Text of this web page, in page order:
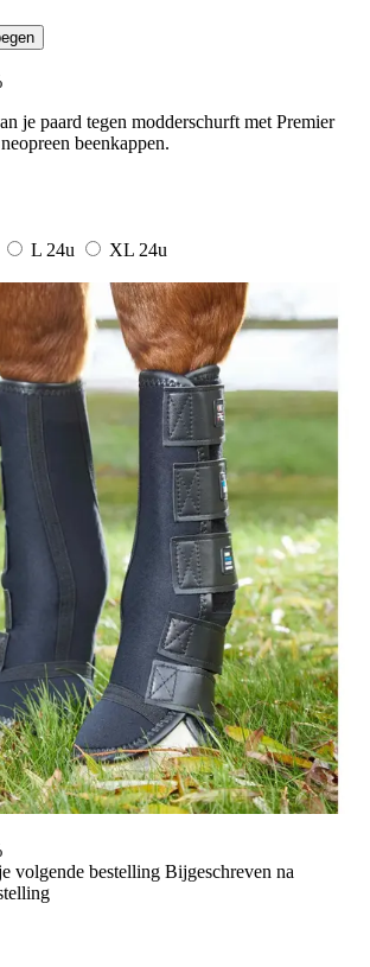
je paard tegen modderschurft met Premier
beenkappen.
L 24u XL 24u
volgende bestelling Bijgeschreven na